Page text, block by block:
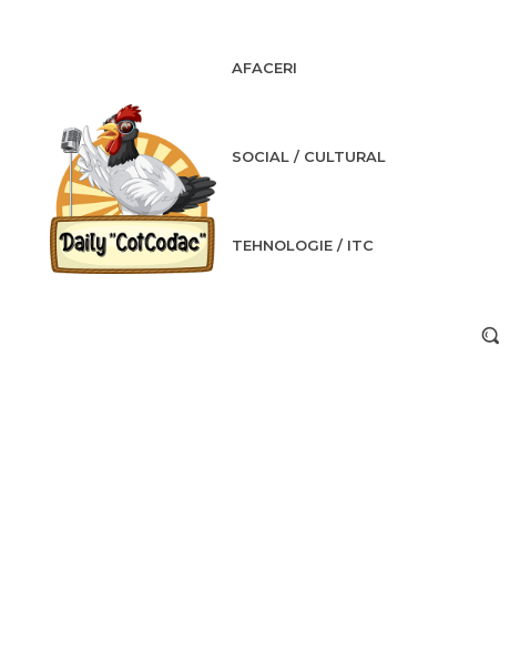
AFACERI
SOCIAL / CULTURAL
TEHNOLOGIE / ITC